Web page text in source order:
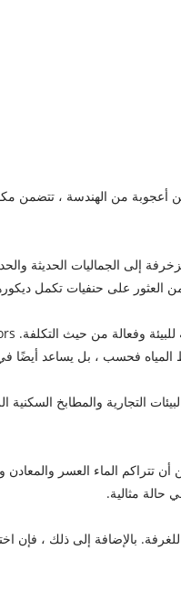
أعجوبة من الهندسة ، تتضمن
إلى الجماليات الحديثة
العثور على حنفيات تكمل
التجارية والمطابخ السكنية
تتراكم الماء العسر والمعادن
حالة مثالية.
بالإضافة إلى ذلك ، فإن